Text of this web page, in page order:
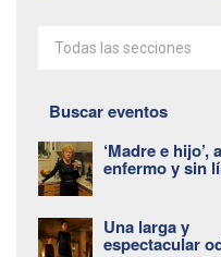
Todas las secciones
Buscar eventos
‘Madre e hijo’,
enfermo y sin
Una larga y
espectacular